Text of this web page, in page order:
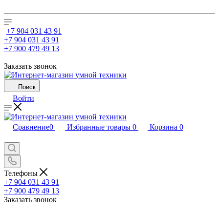
+7 904 031 43 91
+7 904 031 43 91
+7 900 479 49 13
Заказать звонок
Поиск
Войти
Сравнение0 Избранные товары 0 Корзина 0
Телефоны
+7 904 031 43 91
+7 900 479 49 13
Заказать звонок